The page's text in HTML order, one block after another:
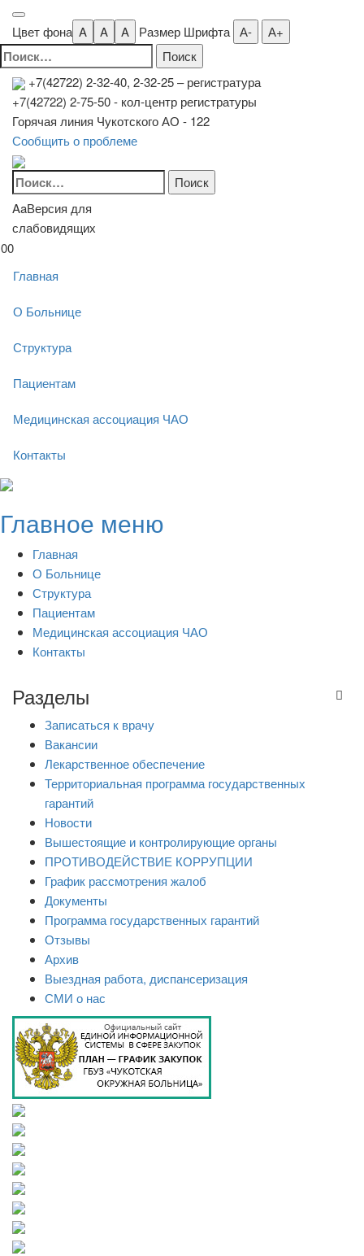
Цвет фона A A A Размер Шрифта А- А+
Найти:
+7(42722) 2-32-40, 2-32-25– регистратура
+7(42722) 2-75-50 - кол-центр регистратуры
Горячая линия Чукотского АО - 122
Сообщить о проблеме
Найти:
AaВерсия для
слабовидящих
00
Главная
О Больнице
Структура
Пациентам
Медицинская ассоциация ЧАО
Контакты
Skip
content
Главное меню
Главная
О Больнице
Структура
Пациентам
Медицинская ассоциация ЧАО
Контакты
Разделы
Записаться к врачу
Вакансии
Лекарственное обеспечение
Территориальная программа государственных
гарантий
Новости
Вышестоящие и контролирующие органы
ПРОТИВОДЕЙСТВИЕ КОРРУПЦИИ
График рассмотрения жалоб
Документы
Программа государственных гарантий
Отзывы
Архив
Выездная работа, диспансеризация
СМИ о нас